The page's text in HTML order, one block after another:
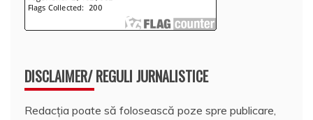
DISCLAIMER/ REGULI JURNALISTICE
Redacția poate să folosească poze spre publicare,